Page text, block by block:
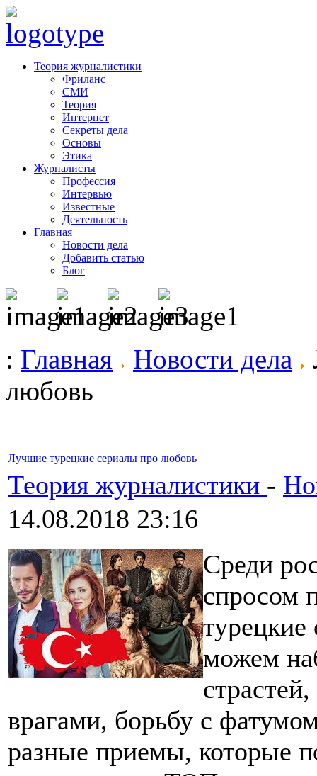
Теория журналистики
Фриланс
СМИ
Теория
Интернет
Секреты дела
Основы
Этика
Журналисты
Профессия
Интервью
Известные
Деятельность
Главная
Новости дела
Добавить статью
Блог
: Главная Новости дела
любовь
Лучшие турецкие сериалы про любовь
Теория журналистики -
14.08.2018 23:16
Среди
спросом
можем
врагами, борьбу с
разные приемы, которые